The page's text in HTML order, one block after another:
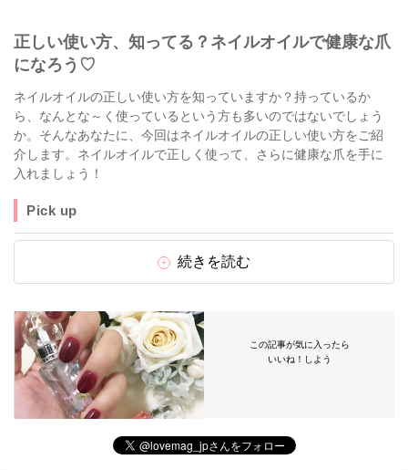
正しい使い方、知ってる？ネイルオイルで健康な爪
になろう♡
ネイルオイルの正しい使い方を知っていますか？持っているか
ら、なんとな～く使っているという方も多いのではないでしょう
か。そんなあなたに、今回はネイルオイルの正しい使い方をご紹
介します。ネイルオイルで正しく使って、さらに健康な爪を手に
入れましょう！
Pick up
続きを読む
この記事が気に入ったら
いいね！しよう